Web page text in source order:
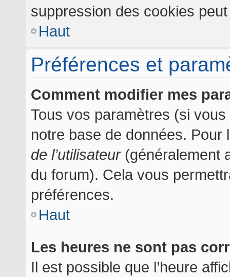
suppression des cookies
Haut
Préférences et
Comment modifier mes
Tous vos paramètres (si
notre base de données.
de l’utilisateur(généralement
du forum). Cela vous
préférences.
Haut
Les heures ne sont pas
Il est possible que l’heure